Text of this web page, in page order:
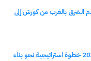
الشرق بالغرب من كورش إلى
انطلاق ملتقى توازن 2026 خطوة استراتيجية نحو بناء